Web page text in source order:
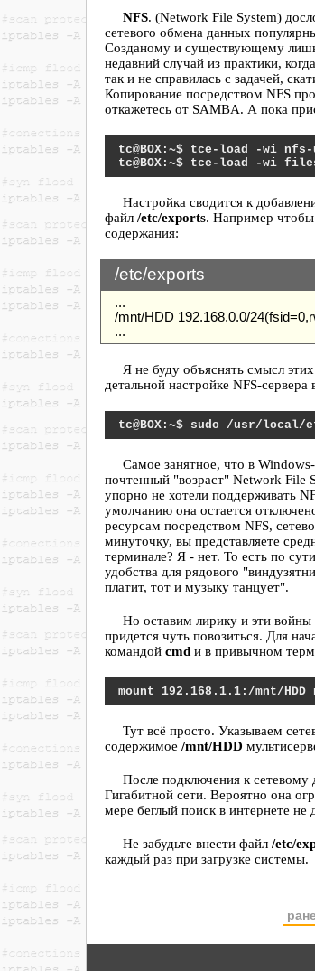
NFS. (Network File System)
сетевого обмена данных
Созданому и существующему
недавний случай из практики,
так и не справилась с задачей,
Копирование посредством NFS
откажетесь от SAMBA. А пока
tce-load -wi
tce-load -wi
Настройка сводится к
файл/etc/exports. Например чтобы
содержания:
/etc/exports
...
/mnt/HDD 192.168.0.0/
...
Я не буду объяснять смысл
детальной настройке NFS-
sudo /usr/
Самое занятное, что в
почтенный "возраст" Network File
упорно не хотели поддерживать
умолчанию она остается
ресурсам посредством NFS,
минуточку, вы представляете
терминале? Я - нет. То есть по
удобства для рядового
платит, тот и музыку танцует".
Но оставим лирику и эти
придется чуть повозиться. Для
командойcmd и в привычном
mount 192.168.1.1:/mnt/HDD
Тут всё просто. Указываем
содержимое/mnt/HDD
После подключения к сетевому
Гигабитной сети. Вероятно она
мере беглый поиск в интернете не
Не забудьте внести файл/etc/
каждый раз при загрузке системы.